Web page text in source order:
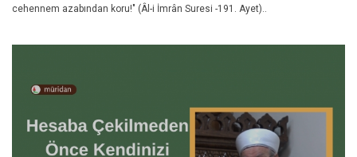
cehennem azabından koru!" (Âl-i İmrân Suresi -191. Ayet)..